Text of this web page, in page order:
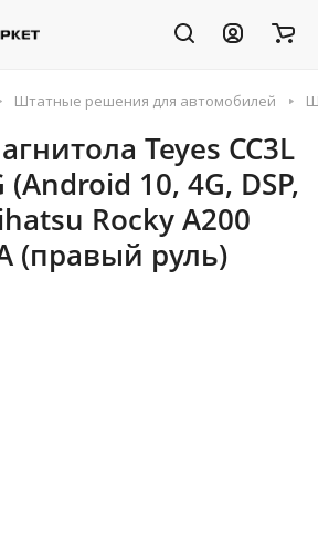
Штатные решения для автомобилей
Teyes CC3L
(Android 10, 4G, DSP,
Rocky A200
(правый руль)